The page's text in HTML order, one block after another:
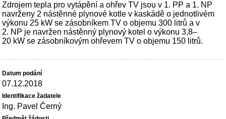
Zdrojem tepla pro vytápění a ohřev TV jsou v 1. PP a 1. NP
navrženy 2 nástěnné plynové kotle v kaskádě o jednotlivém
výkonu 25 kW se zásobníkem TV o objemu 300 litrů a v
2. NP je navržen nástěnný plynový kotel o výkonu 3,8–
20 kW se zásobníkovým ohřevem TV o objemu 150 litrů.
07.12.2018
Ing. Pavel Černý